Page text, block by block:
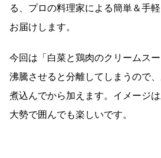
る、プロの料理家による簡単＆手
お届けします。
今回は「白菜と鶏肉のクリームス
沸騰させると分離してしまうので
煮込んでから加えます。イメージ
大勢で囲んでも楽しいです。